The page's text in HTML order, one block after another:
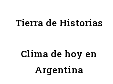
Tierra de Historias
Clima de hoy en
Argentina